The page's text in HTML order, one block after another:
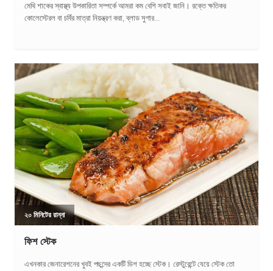
মেথি শাকের স্বাস্থ্য উপকারিতা সম্পর্কে আমরা কম বেশি সবাই জানি। রক্তে ক্ষতিকর
কোলেস্টেরল বা চর্বির মাত্রা নিয়ন্ত্রণ করা, ব্লাড সুগার...
২০ মিনিটের রান্না
ফিশ স্টেক
এখনকার জেনারেশনের খুবই পছন্দের একটি ডিশ হচ্ছে স্টেক। রেস্টুরেন্টে যেয়ে স্টেক তো